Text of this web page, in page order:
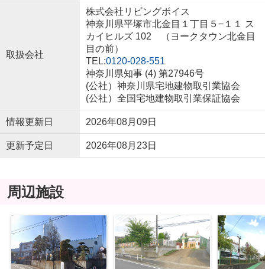
取扱会社
株式会社リビングボイス
神奈川県平塚市北金目１丁目５−１１ ス
カイヒルズ 102 （ヨークタウン北金目
目の前）
TEL:0120-028-551
神奈川県知事 (4) 第27946号
(公社）神奈川県宅地建物取引業協会
(公社）全国宅地建物取引業保証協会
情報更新日 2026年08月09日
更新予定日 2026年08月23日
周辺施設